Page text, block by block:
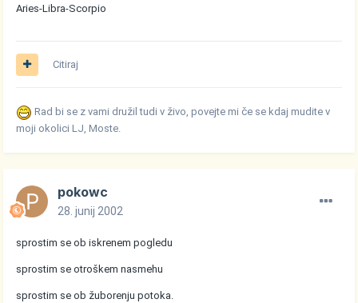
Aries-Libra-Scorpio
Citiraj
Rad bi se z vami družil tudi v živo, povejte mi če se kdaj mudite v
moji okolici LJ, Moste.
pokowc
28. junij 2002
sprostim se ob iskrenem pogledu
sprostim se otroškem nasmehu
sprostim se ob žuborenju potoka.